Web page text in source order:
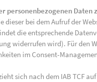
personenbezogenen
dieser bei dem Aufruf der
die entsprechende
widerrufen wird). Für den
im Consent-
sich nach dem IAB TCF